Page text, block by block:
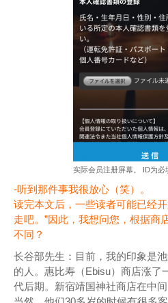
实际会员注册屏幕。 ID为必
-听到那件事我很放心（笑）。
读完本文后，一些读者可能已经开
走吧。”因此，我想问您，根据商
不同？
长谷部先生：目前，我的印象是
的人。惠比寿（Ebisu）商店涨了
代后期。新宿靖国神社商店在中间